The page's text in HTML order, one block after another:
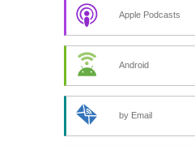
Apple Podcasts
Android
by Email